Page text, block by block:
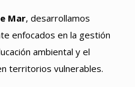
Mar, desarrollamos
enfocados en la gestión
ambiental y el
territorios vulnerables.